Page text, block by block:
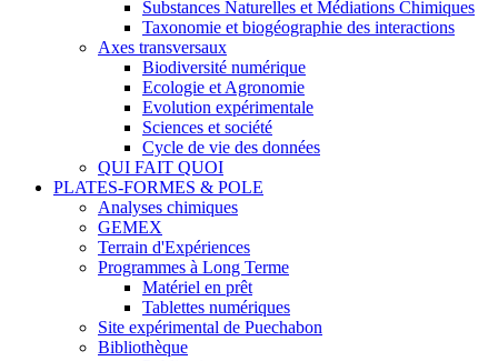
Substances Naturelles et Médiations Chimiques
Taxonomie et biogéographie des interactions
Axes transversaux
Biodiversité numérique
Ecologie et Agronomie
Evolution expérimentale
Sciences et société
Cycle de vie des données
QUI FAIT QUOI
PLATES-FORMES & POLE
Analyses chimiques
GEMEX
Terrain d'Expériences
Programmes à Long Terme
Matériel en prêt
Tablettes numériques
Site expérimental de Puechabon
Bibliothèque